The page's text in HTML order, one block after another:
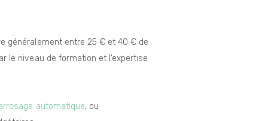
généralement entre 25 € et 40 € de
le niveau de formation et l’expertise
automatique, ou